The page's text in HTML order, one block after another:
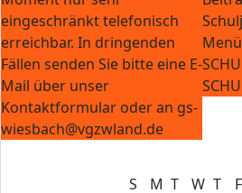
eingeschränkt telefonisch
erreichbar. In dringenden
Fällen senden Sie bitte eine E-
Mail über unser
Kontaktformular oder an gs-
wiesbach@vgzwland.de
S M T W T F